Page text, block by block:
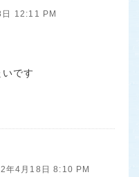
12:11 PM
です
年4月18日 8:10 PM